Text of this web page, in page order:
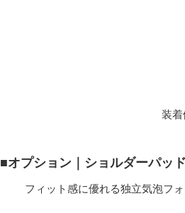
装着
■オプション｜ショルダーパッド
フィット感に優れる独立気泡フ